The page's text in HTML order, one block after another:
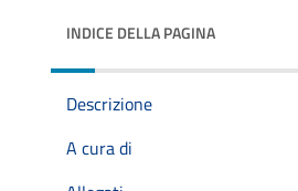
INDICE DELLA PAGINA
Descrizione
A cura di